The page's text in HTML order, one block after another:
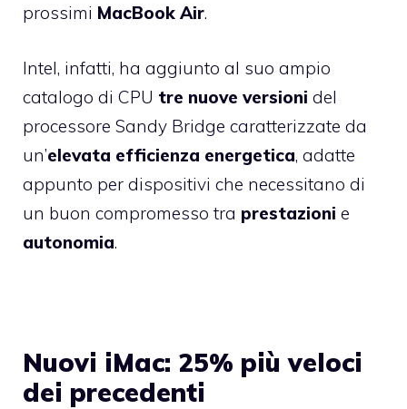
prossimi MacBook Air.
Intel, infatti, ha aggiunto al suo ampio
catalogo di CPU tre nuove versioni del
processore Sandy Bridge caratterizzate da
un’elevata efficienza energetica, adatte
appunto per dispositivi che necessitano di
un buon compromesso tra prestazioni e
autonomia.
Nuovi iMac: 25% più veloci
dei precedenti